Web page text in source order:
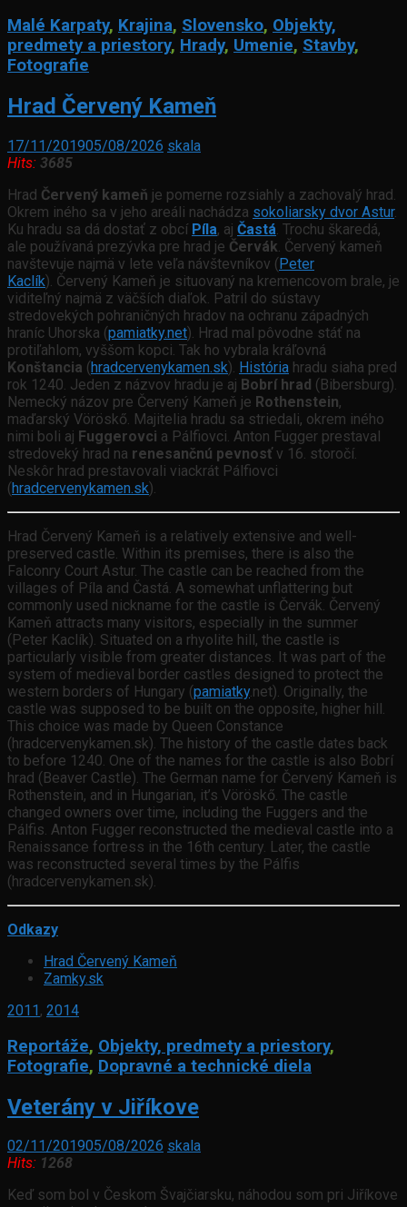
Malé Karpaty, Krajina, Slovensko, Objekty,
predmety a priestory, Hrady, Umenie, Stavby,
Fotografie
Hrad Červený Kameň
17/11/201905/08/2026 skala
Hits: 3685
Hrad Červený kameň je pomerne rozsiahly a zachovalý hrad.
Okrem iného sa v jeho areáli nachádza sokoliarsky dvor Astur.
Ku hradu sa dá dostať z obcí Píla, aj Častá. Trochu škaredá,
ale používaná prezývka pre hrad je Červák. Červený kameň
navštevuje najmä v lete veľa návštevníkov (Peter
Kaclík). Červený Kameň je situovaný na kremencovom brale, je
viditeľný najmä z väčších diaľok. Patril do sústavy
stredovekých pohraničných hradov na ochranu západných
hraníc Uhorska (pamiatky.net). Hrad mal pôvodne stáť na
protiľahlom, vyššom kopci. Tak ho vybrala kráľovná
Konštancia (hradcervenykamen.sk). História hradu siaha pred
rok 1240. Jeden z názvov hradu je aj Bobrí hrad (Bibersburg).
Nemecký názov pre Červený Kameň je Rothenstein,
maďarský Vöröskő. Majitelia hradu sa striedali, okrem iného
nimi boli aj Fuggerovci a Pálfiovci. Anton Fugger prestaval
stredoveký hrad na renesančnú pevnosťv 16. storočí.
Neskôr hrad prestavovali viackrát Pálfiovci
(hradcervenykamen.sk).
Hrad Červený Kameň is a relatively extensive and well-
preserved castle. Within its premises, there is also the
Falconry Court Astur. The castle can be reached from the
villages of Píla and Častá. A somewhat unflattering but
commonly used nickname for the castle is Červák. Červený
Kameň attracts many visitors, especially in the summer
(Peter Kaclík). Situated on a rhyolite hill, the castle is
particularly visible from greater distances. It was part of the
system of medieval border castles designed to protect the
western borders of Hungary (pamiatky.net). Originally, the
castle was supposed to be built on the opposite, higher hill.
This choice was made by Queen Constance
(hradcervenykamen.sk). The history of the castle dates back
to before 1240. One of the names for the castle is also Bobrí
hrad (Beaver Castle). The German name for Červený Kameň is
Rothenstein, and in Hungarian, it’s Vöröskő. The castle
changed owners over time, including the Fuggers and the
Pálfis. Anton Fugger reconstructed the medieval castle into a
Renaissance fortress in the 16th century. Later, the castle
was reconstructed several times by the Pálfis
(hradcervenykamen.sk).
Odkazy
Hrad Červený Kameň
Zamky.sk
2011, 2014
Reportáže, Objekty, predmety a priestory,
Fotografie, Dopravné a technické diela
Veterány v Jiříkove
02/11/201905/08/2026 skala
Hits: 1268
Keď som bol v Českom Švajčiarsku, náhodou som pri Jiříkove